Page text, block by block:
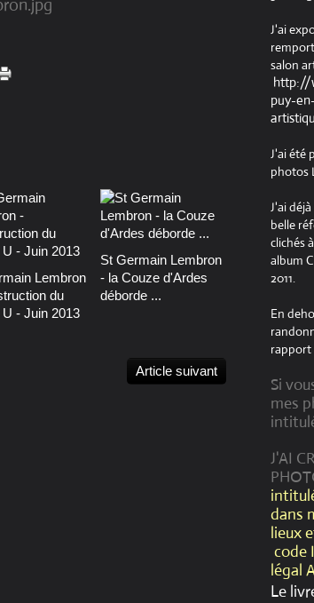
Lembron
du
U - Juin 2013
St Germain Lembron
- la Couze d'Ardes
déborde ...
Article suivant
J'ai
salon
http://
puy-
J'ai été
photos
J'ai
belle
clichés
album
2011.
En
rapport
Si
mes
J'AI
dans
lieux
code
légal
Le